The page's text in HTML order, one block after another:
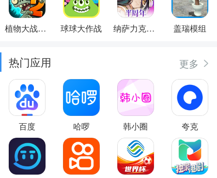
植物大战僵尸2 球球大作战 纳萨力克之王 盖瑞模组
热门应用 更多
百度 哈啰 韩小圈 夸克